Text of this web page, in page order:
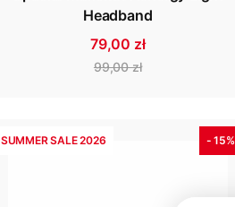
Headband
79,00 zł
99,00 zł
SUMMER SALE 2026 - 15%